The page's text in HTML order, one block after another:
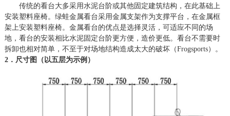
传统的看台大多采用水泥台阶或其他固定建筑结构，在此基础上
安装塑料座椅。绿蛙金属看台采用金属支架作为支撑平台，在金属框
架上安装塑料座椅。金属看台的优点是选择灵活，可适应不同的场
地，看台的安装相比水泥固定台阶更方便，造价更低。看台不需要时
拆卸也相对简单，不至于对场地结构造成太大的破坏（Frogsports）。
2．尺寸图（以五层为示例）